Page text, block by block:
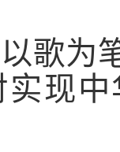
歌为
现